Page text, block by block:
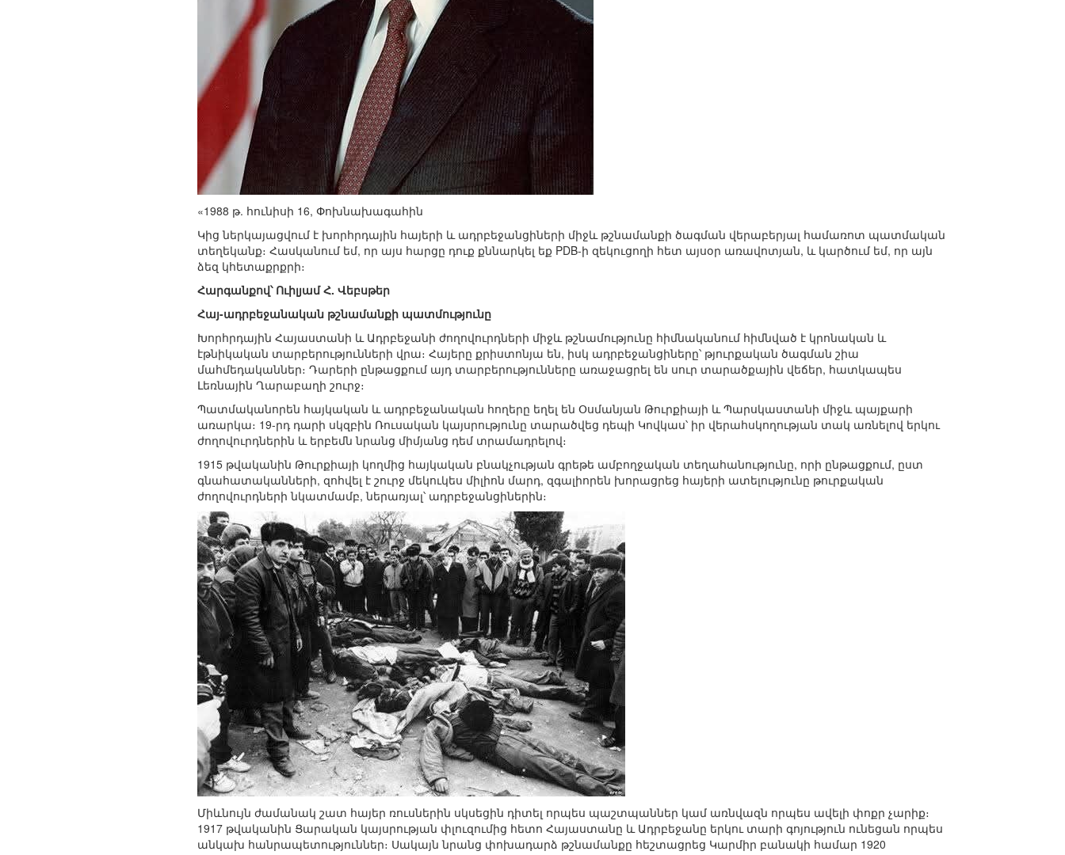
«1988 թ. հունիսի 16, Փոխնախագահին
Կից ներկայացվում է խորհրդային հայերի և ադրբեջանցիների միջև թշնամանքի ծագման վերաբերյալ համառոտ պատմական
տեղեկանք։ Հասկանում եմ, որ այս հարցը դուք քննարկել եք PDB-ի զեկուցողի հետ այսօր առավոտյան, և կարծում եմ, որ այն
ձեզ կհետաքրքրի։
Հարգանքով՝ Ուիլյամ Հ. Վեբսթեր
Հայ-ադրբեջանական թշնամանքի պատմությունը
Խորհրդային Հայաստանի և Ադրբեջանի ժողովուրդների միջև թշնամությունը հիմնականում հիմնված է կրոնական և
էթնիկական տարբերությունների վրա։ Հայերը քրիստոնյա են, իսկ ադրբեջանցիները՝ թյուրքական ծագման շիա
մահմեդականներ։ Դարերի ընթացքում այդ տարբերությունները առաջացրել են սուր տարածքային վեճեր, հատկապես
Լեռնային Ղարաբաղի շուրջ։
Պատմականորեն հայկական և ադրբեջանական հողերը եղել են Օսմանյան Թուրքիայի և Պարսկաստանի միջև պայքարի
առարկա։ 19-րդ դարի սկզբին Ռուսական կայսրությունը տարածվեց դեպի Կովկաս՝ իր վերահսկողության տակ առնելով երկու
ժողովուրդներին և երբեմն նրանց միմյանց դեմ տրամադրելով։
1915 թվականին Թուրքիայի կողմից հայկական բնակչության գրեթե ամբողջական տեղահանությունը, որի ընթացքում, ըստ
գնահատականների, զոհվել է շուրջ մեկուկես միլիոն մարդ, զգալիորեն խորացրեց հայերի ատելությունը թուրքական
ժողովուրդների նկատմամբ, ներառյալ՝ ադրբեջանցիներին։
Միևնույն ժամանակ շատ հայեր ռուսներին սկսեցին դիտել որպես պաշտպաններ կամ առնվազն որպես ավելի փոքր չարիք։
1917 թվականին Ցարական կայսրության փլուզումից հետո Հայաստանը և Ադրբեջանը երկու տարի գոյություն ունեցան որպես
անկախ հանրապետություններ։ Սակայն նրանց փոխադարձ թշնամանքը հեշտացրեց Կարմիր բանակի համար 1920